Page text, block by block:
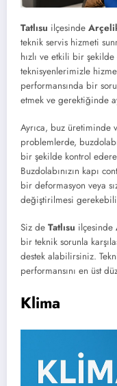
Tatlısu ilçesinde
teknik servis hizmeti
hızlı ve etkili bir
teknisyenlerimizle
performansında bir
etmek ve gerektiğinde
Ayrıca, buz üretiminde
problemlerde,
bir şekilde kontrol
Buzdolabınızın kapı
bir deformasyon veya
değiştirilmesi
Siz de Tatlısu ilçesinde
bir teknik sorunla
destek alabilirsiniz.
performansını en üst
Klima